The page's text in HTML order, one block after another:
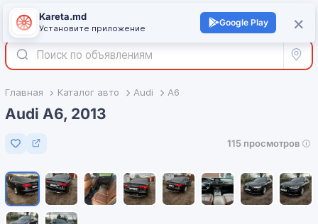
Войти +
Все
Главная Каталог авто Audi A6
Audi A6, 2013
Добавить в избранное
115 просмотров
×
Kareta.md
Установите приложение
Google Play